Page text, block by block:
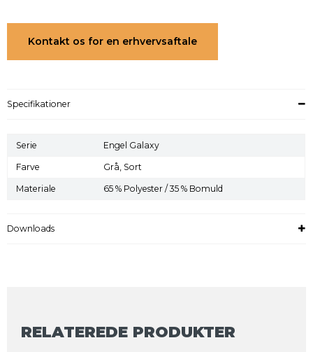
Kontakt os for en erhvervsaftale
Specifikationer
Serie Engel Galaxy
Farve Grå, Sort
Materiale 65 % Polyester / 35 % Bomuld
Downloads
RELATEREDE PRODUKTER